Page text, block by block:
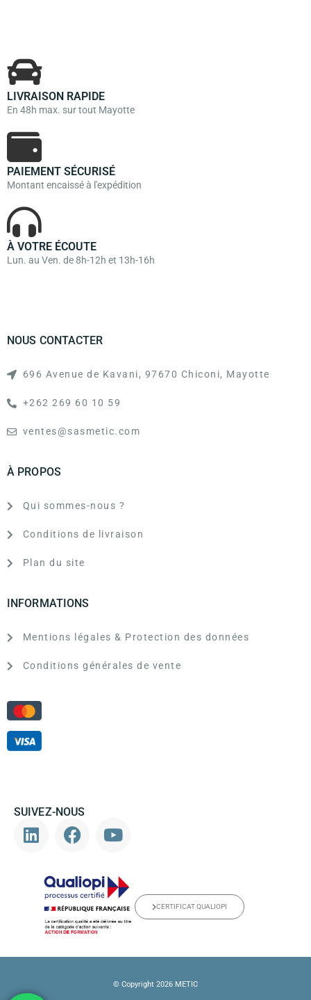
LIVRAISON RAPIDE
En 48h max. sur tout Mayotte
PAIEMENT SÉCURISÉ
Montant encaissé à l'expédition
À VOTRE ÉCOUTE
Lun. au Ven. de 8h-12h et 13h-16h
NOUS CONTACTER
696 Avenue de Kavani, 97670 Chiconi, Mayotte
+262 269 60 10 59
ventes@sasmetic.com
À PROPOS
Qui sommes-nous ?
Conditions de livraison
Plan du site
INFORMATIONS
Mentions légales & Protection des données
Conditions générales de vente
SUIVEZ-NOUS
CERTIFICAT QUALIOPI
© Copyright 2026 METIC